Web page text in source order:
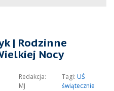
| Rodzinne
Nocy
Redakcja:
MJ
Tagi: UŚ
świątecznie